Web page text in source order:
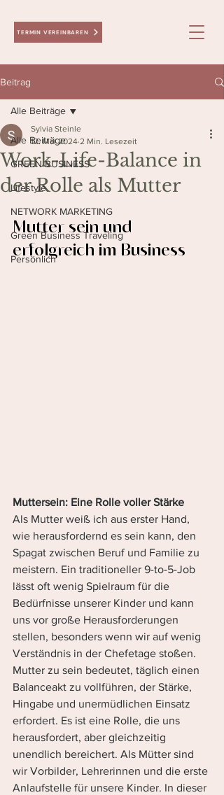
TERMIN VEREINBAREN
Beitrag
Alle Beiträge
GREEN BUSINESS
Lifestyle
NETWORK MARKETING
Green Business Traveling
Persönlich
Alle Beiträge
Work-Life-Balance in
der Rolle als Mutter
Sylvia Steinle
12. Mai 2024 2 Min. Lesezeit
Mutter sein und
erfolgreich im Business
Muttersein: Eine Rolle voller Stärke
Als Mutter weiß ich aus erster Hand,
wie herausfordernd es sein kann, den
Spagat zwischen Beruf und Familie zu
meistern. Ein traditioneller 9-to-5-Job
lässt oft wenig Spielraum für die
Bedürfnisse unserer Kinder und kann
uns vor große Herausforderungen
stellen, besonders wenn wir auf wenig
Verständnis in der Chefetage stoßen.
Mutter zu sein bedeutet, täglich einen
Balanceakt zu vollführen, der Stärke,
Hingabe und unermüdlichen Einsatz
erfordert. Es ist eine Rolle, die uns
herausfordert, aber gleichzeitig
unendlich bereichert. Als Mütter sind
wir Vorbilder, Lehrerinnen und die erste
Anlaufstelle für unsere Kinder. In dieser